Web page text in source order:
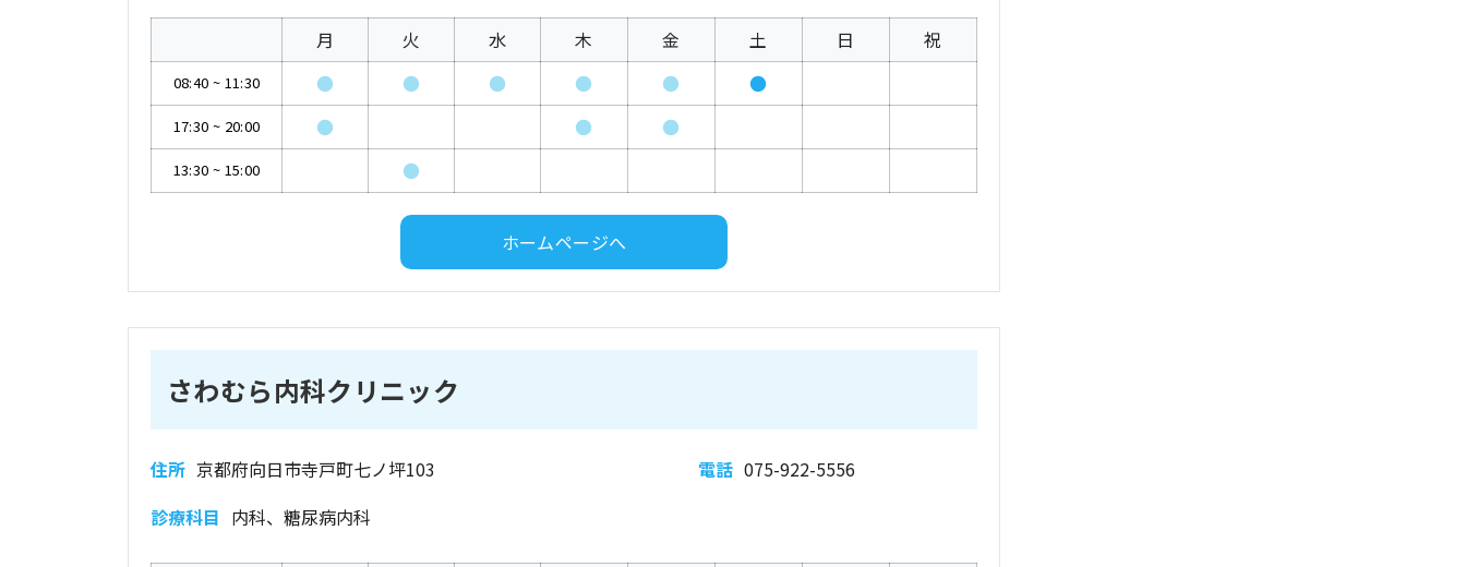
月 火 水 木 金 土 日 祝
08:40 ~ 11:30 ● ● ● ● ● ●
17:30 ~ 20:00 ● ● ●
13:30 ~ 15:00 ●
ホームページへ
さわむら内科クリニック
住所 京都府向日市寺戸町七ノ坪103 電話 075-922-5556
診療科目 内科、糖尿病内科